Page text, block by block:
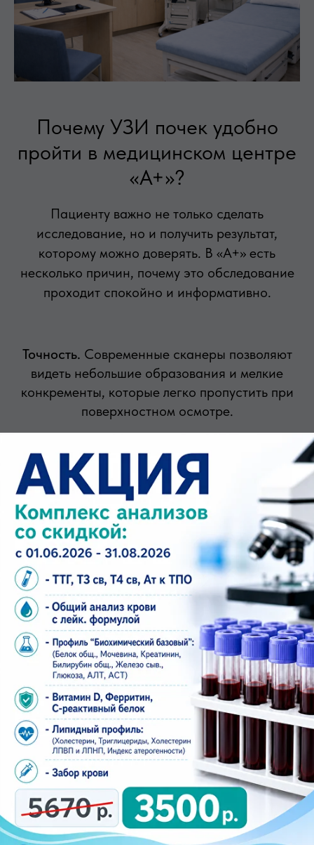
Почему УЗИ почек удобно
пройти в медицинском центре
«А+»?
Пациенту важно не только сделать
исследование, но и получить результат,
которому можно доверять. В «А+» есть
несколько причин, почему это обследование
проходит спокойно и информативно.
Точность. Современные сканеры позволяют
видеть небольшие образования и мелкие
конкременты, которые легко пропустить при
поверхностном осмотре.
Опыт врачей. Квалифицированные
диагносты оценивают картину комплексно и
формируют заключение понятным языком,
чтобы с ним удобно было обратиться к
урологу или терапевту.
Удобство.Прием по записи без очередей.
Можно выбрать время до или после работы,
не теряя целый день.
Выгода.Действуют скидки: 5% для
пенсионеров, инвалидов, ветеранов и
многодетных семей. 7% для работников